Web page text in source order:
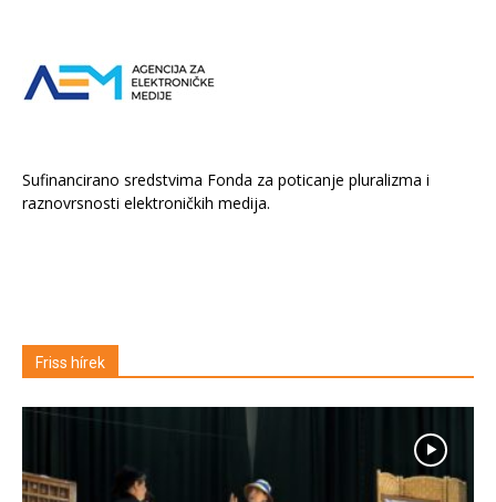
Sufinancirano sredstvima Fonda za poticanje pluralizma i
raznovrsnosti elektroničkih medija.
Friss hírek